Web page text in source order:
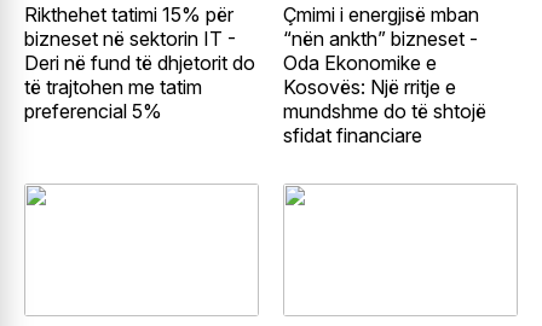
Rikthehet tatimi 15% për
bizneset në sektorin IT -
Deri në fund të dhjetorit do
të trajtohen me tatim
preferencial 5%
Çmimi i energjisë mban
“nën ankth” bizneset -
Oda Ekonomike e
Kosovës: Një rritje e
mundshme do të shtojë
sfidat financiare